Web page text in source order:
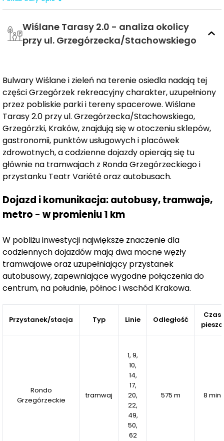
komfortowe i przyjazne środowisko do życia. To idealna
propozycja dla osób poszukujących wysokiego
Termin realizacji:I/II kwartał 2027
Budynek C to ostatni, zamykający etap inwestycji
Wiślane Tarasy 2.0, domykający całe osiedle.
Wiślane Tarasy 2.0 - analiza okolicy
przy ul. Grzegórzecka/Stachowskiego
Bulwary Wiślane i zieleń na terenie osiedla nadają tej
części Grzegórzek rekreacyjny charakter, uzupełniony
przez pobliskie parki i tereny spacerowe. Wiślane
Tarasy 2.0 przy ul. Grzegórzecka/Stachowskiego,
Grzegórzki, Kraków, znajdują się w otoczeniu sklepów,
gastronomii, punktów usługowych i placówek
zdrowotnych, a codzienne dojazdy opierają się tu
głównie na tramwajach z Ronda Grzegórzeckiego i
przystanku Teatr Variété oraz autobusach.
Dojazd i komunikacja: autobusy, tramwaje,
metro - w promieniu 1 km
W pobliżu inwestycji największe znaczenie dla
codziennych dojazdów mają dwa mocne węzły
tramwajowe oraz uzupełniający przystanek
autobusowy, zapewniające wygodne połączenia do
centrum, na południe, północ i wschód Krakowa.
Przystanek/stacja Typ Linie Odległość
Czas
pieszo
Rondo
Grzegórzeckie
tramwaj
1, 9,
10,
14,
17,
20,
22,
49,
50,
62
575 m 8 min